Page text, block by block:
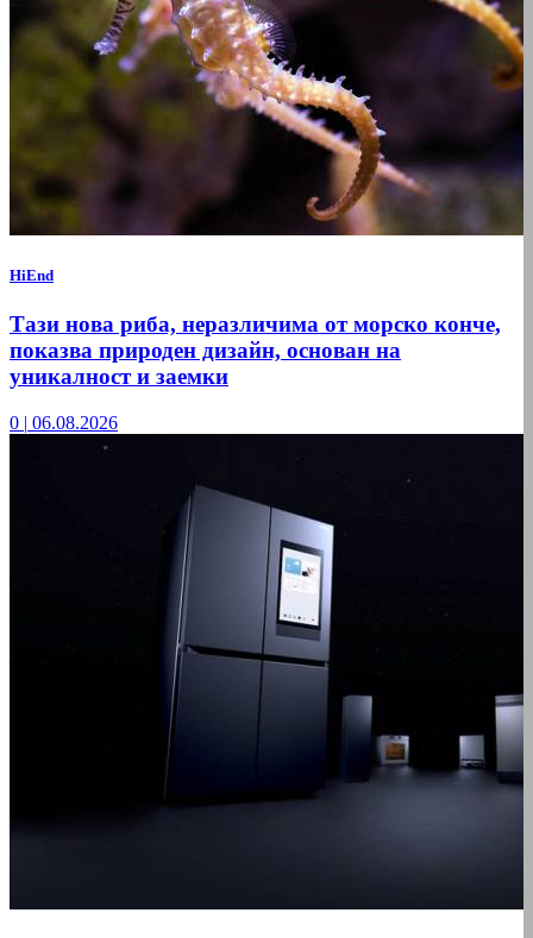
HiEnd
Тази нова риба, неразличима от морско конче,
показва природен дизайн, основан на
уникалност и заемки
0 | 06.08.2026